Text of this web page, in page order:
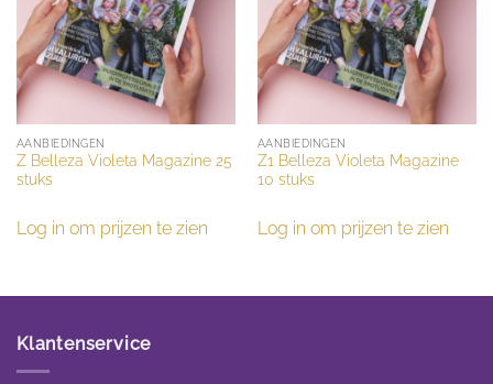
AANBIEDINGEN
Z Belleza Violeta Magazine 25
stuks
Log in om prijzen te zien
AANBIEDINGEN
Z1 Belleza Violeta Magazine
10 stuks
Log in om prijzen te zien
Klantenservice